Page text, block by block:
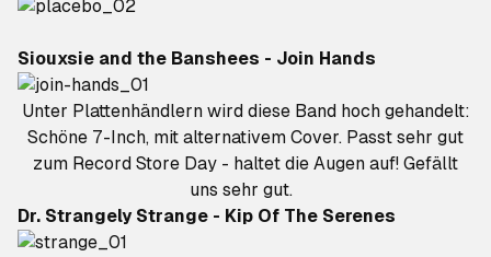
Siouxsie and the Banshees - Join Hands
Unter Plattenhändlern wird diese Band hoch gehandelt:
Schöne 7-Inch, mit alternativem Cover. Passt sehr gut
zum Record Store Day - haltet die Augen auf! Gefällt
Dr. Strangely Strange - Kip Of The Serenes